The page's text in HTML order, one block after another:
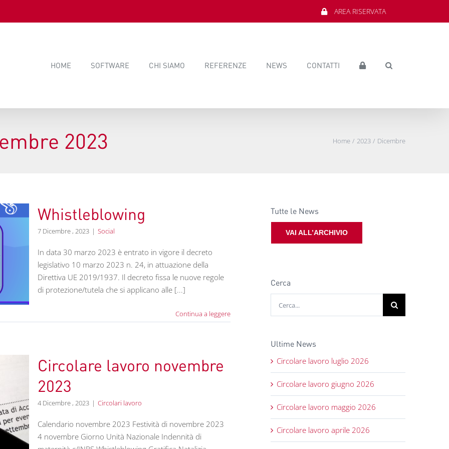
AREA RISERVATA
HOME SOFTWARE CHI SIAMO REFERENZE NEWS CONTATTI
2023 Home 2023 Dicembre
Whistleblowing
7 Dicembre , 2023 | Social
In data 30 marzo 2023 è entrato in vigore il decreto
legislativo 10 marzo 2023 n. 24, in attuazione della
Direttiva UE 2019/1937. Il decreto fissa le nuove regole
di protezione/tutela che si applicano alle [...]
Continua a leggere
Circolare lavoro novembre
2023
4 Dicembre , 2023 | Circolari lavoro
Calendario novembre 2023 Festività di novembre 2023
4 novembre Giorno Unità Nazionale Indennità di
Tutte le News
VAI ALL’ARCHIVIO
Cerca
Ultime News
Circolare lavoro luglio 2026
Circolare lavoro giugno 2026
Circolare lavoro maggio 2026
Circolare lavoro aprile 2026